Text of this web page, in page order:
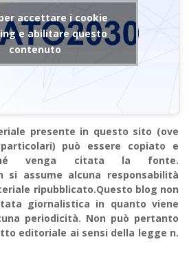
accettare i cookie
e abilitare questo
contenuto
presente in questo sito (ove
può essere copiato e
venga citata la fonte.
si assume alcuna responsabilità
ripubblicato.Questo blog non
giornalistica in quanto viene
periodicità. Non può pertanto
editoriale ai sensi della legge n.